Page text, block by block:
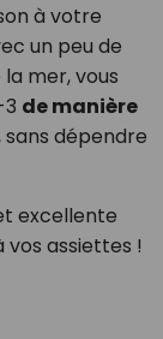
à votre
un peu de
mer, vous
de manière
sans dépendre
excellente
assiettes !